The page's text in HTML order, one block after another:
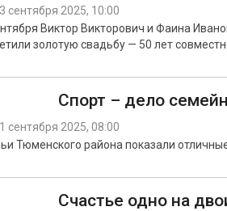
сентября 2025, 10:00
Виктор Викторович и Фаина
золотую свадьбу — 50 лет
Спорт – дело
сентября 2025, 08:00
Тюменского района показали
Счастье одно на